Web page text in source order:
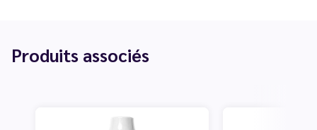
Produits associés